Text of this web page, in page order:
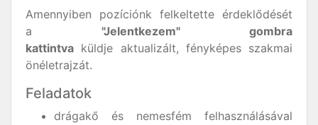
Amennyiben pozíciónk felkeltette érdeklődését
a "Jelentkezem" gombra
kattintva küldje aktualizált, fényképes szakmai
önéletrajzát.
Feladatok
drágakő és nemesfém felhasználásával